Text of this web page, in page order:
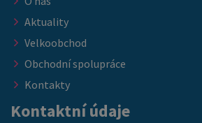
Aktuality
Velkoobchod
Obchodní spolupráce
Kontakty
Kontaktní údaje